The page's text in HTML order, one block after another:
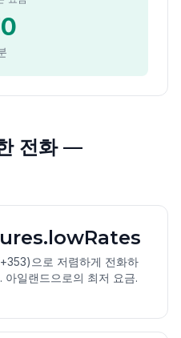
전화 —
으로 저렴하게 전화하
아일랜드으로의 최저 요금.